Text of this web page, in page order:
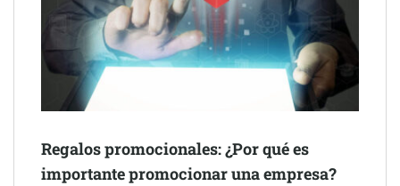
Regalos promocionales: ¿Por qué es
importante promocionar una empresa?